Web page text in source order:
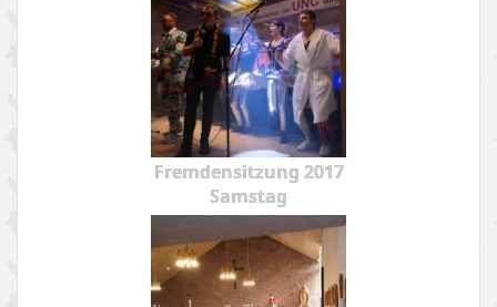
Fremdensitzung 2017
Samstag